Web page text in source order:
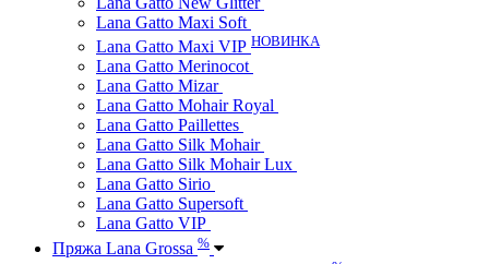
Lana Gatto Maxi Soft
Lana Gatto Maxi VIP НОВИНКА
Lana Gatto Merinocot
Lana Gatto Mizar
Lana Gatto Mohair Royal
Lana Gatto Paillettes
Lana Gatto Silk Mohair
Lana Gatto Silk Mohair Lux
Lana Gatto Sirio
Lana Gatto Supersoft
Lana Gatto VIP
Пряжа Lana Grossa %